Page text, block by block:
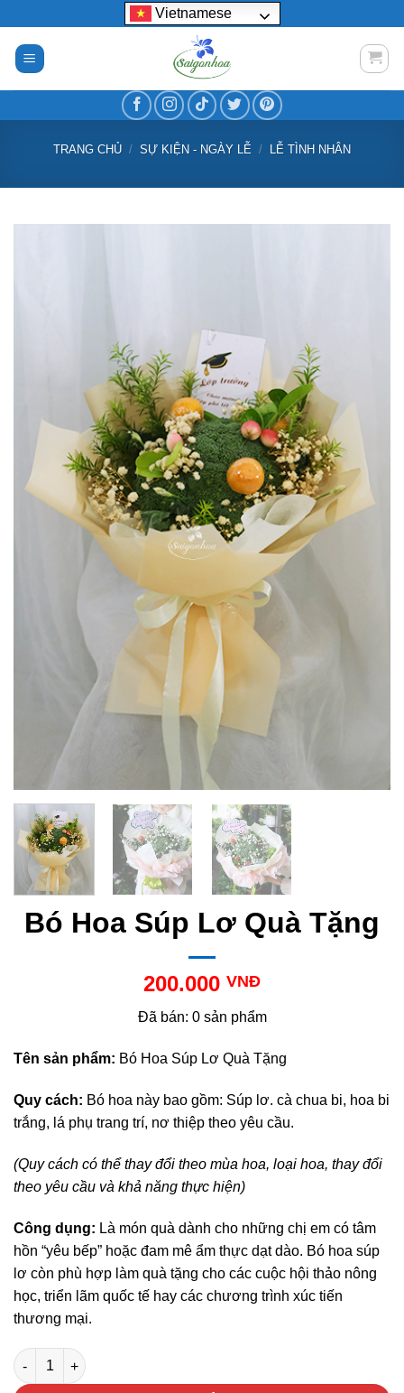
nội
dung
Vietnamese
TRANG CHỦ / SỰ KIỆN - NGÀY LỄ / LỄ TÌNH NHÂN
Bó Hoa Súp Lơ Quà Tặng
200.000 VNĐ
Đã bán: 0 sản phẩm
Tên sản phẩm: Bó Hoa Súp Lơ Quà Tặng
Quy cách: Bó hoa này bao gồm: Súp lơ. cà chua bi, hoa bi
trắng, lá phụ trang trí, nơ thiệp theo yêu cầu.
(Quy cách có thể thay đổi theo mùa hoa, loại hoa, thay đổi
theo yêu cầu và khả năng thực hiện)
Công dụng: Là món quà dành cho những chị em có tâm
hồn “yêu bếp” hoặc đam mê ẩm thực dạt dào. Bó hoa súp
lơ còn phù hợp làm quà tặng cho các cuộc hội thảo nông
học, triển lãm quốc tế hay các chương trình xúc tiến
thương mại.
Bó Hoa Súp Lơ Quà Tặng số lượng